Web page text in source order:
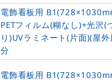
電飾看板用
PETフィルム(糊なし)+光沢(
り)UVラミネート(片面)(屋
分
電飾看板用